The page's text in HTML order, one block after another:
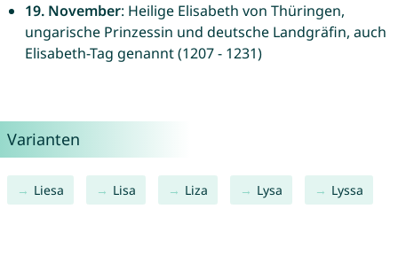
19. November: Heilige Elisabeth von Thüringen,
ungarische Prinzessin und deutsche Landgräfin, auch
Elisabeth-Tag genannt (1207 - 1231)
Varianten
Liesa Lisa Liza Lysa Lyssa